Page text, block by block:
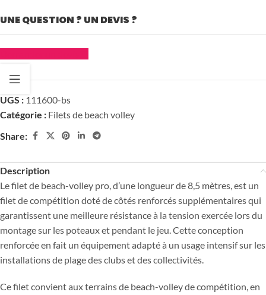
UNE QUESTION ? UN DEVIS ?
UGS : 111600-bs
Catégorie : Filets de beach volley
Share:
Description
Le filet de beach-volley pro, d’une longueur de 8,5 mètres, est un
filet de compétition doté de côtés renforcés supplémentaires qui
garantissent une meilleure résistance à la tension exercée lors du
montage sur les poteaux et pendant le jeu. Cette conception
renforcée en fait un équipement adapté à un usage intensif sur les
installations de plage des clubs et des collectivités.
Ce filet convient aux terrains de beach-volley de compétition, en